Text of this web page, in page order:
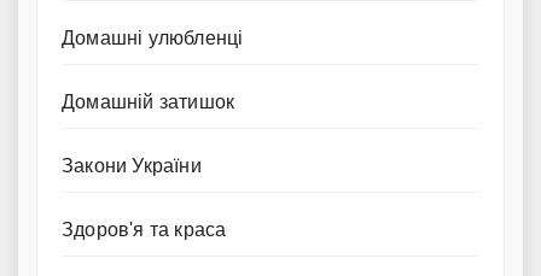
Домашні улюбленці
Домашній затишок
Закони України
Здоров'я та краса